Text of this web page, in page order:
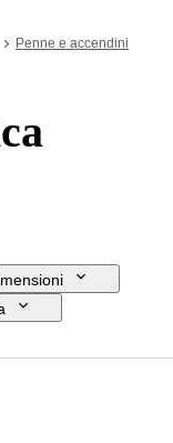
Penne e accendini